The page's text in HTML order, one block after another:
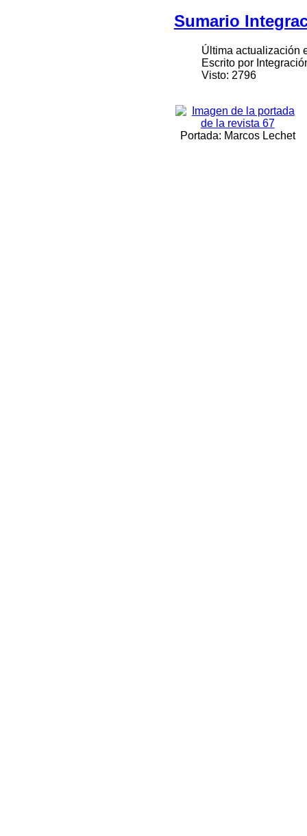
Sumario
Última actualización
Escrito por
Visto: 2796
Portada: Marcos Lechet